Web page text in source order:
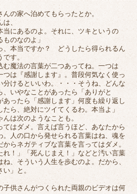
の家へ泊めてもらったとか。
は、
当にあるのよ。それに、ツキというの
のなのよ」
、本当ですか？ どうしたら得られるん
す。
む魔法の言葉が二つあってね。一つは
つは『感謝します』。普段何気なく使っ
分けるといいわ。・・・そうね、どんな
、いやなことがあったら「ありがと
あったら「感謝します」何度も繰り返し
ら、絶対にツイてくるわ。本当よ」
は次のようなことも。
てはダメ。言えば言うほど、あなたから
。人の口から発せられる言葉はね、魂を
らネガティブな言葉を言ってはダメ。
れ！」「死んじまえ！」などと汚い言葉
、そういう人生を歩むのよ。だから、
」と。
子供さんがつくられた両親のビデオは何